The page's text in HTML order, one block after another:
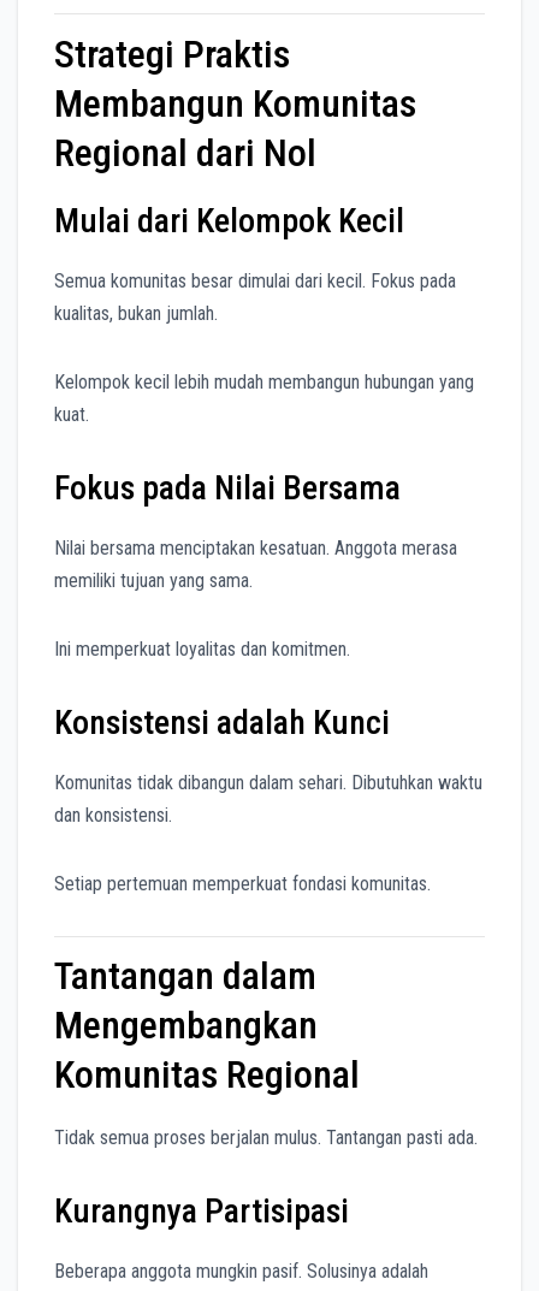
Strategi Praktis
Membangun Komunitas
Regional dari Nol
Mulai dari Kelompok Kecil
Semua komunitas besar dimulai dari kecil. Fokus pada
kualitas, bukan jumlah.
Kelompok kecil lebih mudah membangun hubungan yang
kuat.
Fokus pada Nilai Bersama
Nilai bersama menciptakan kesatuan. Anggota merasa
memiliki tujuan yang sama.
Ini memperkuat loyalitas dan komitmen.
Konsistensi adalah Kunci
Komunitas tidak dibangun dalam sehari. Dibutuhkan waktu
dan konsistensi.
Setiap pertemuan memperkuat fondasi komunitas.
Tantangan dalam
Mengembangkan
Komunitas Regional
Tidak semua proses berjalan mulus. Tantangan pasti ada.
Kurangnya Partisipasi
Beberapa anggota mungkin pasif. Solusinya adalah